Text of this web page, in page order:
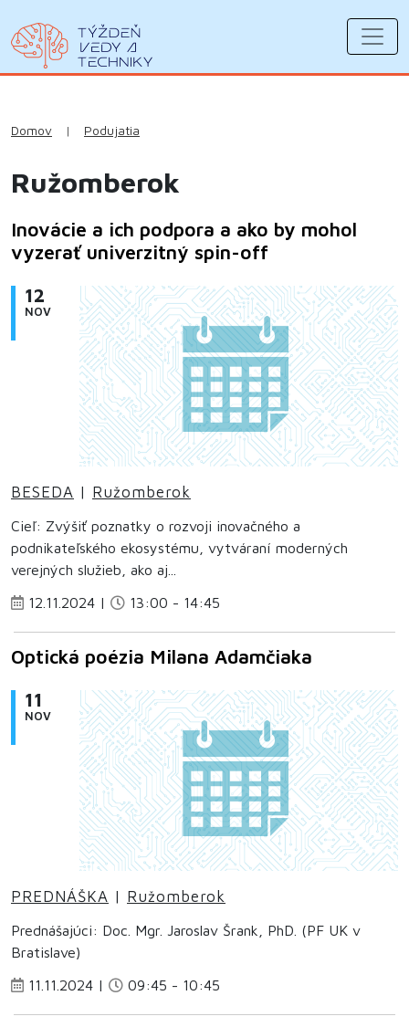
Domov | Podujatia
Ružomberok
Inovácie a ich podpora a ako by mohol
vyzerať univerzitný spin-off
12
NOV
BESEDA | Ružomberok
Cieľ: Zvýšiť poznatky o rozvoji inovačného a
podnikateľského ekosystému, vytváraní moderných
verejných služieb, ako aj...
12.11.2024 |
13:00 - 14:45
Optická poézia Milana Adamčiaka
11
NOV
PREDNÁŠKA | Ružomberok
Prednášajúci: Doc. Mgr. Jaroslav Šrank, PhD. (PF UK v
Bratislave)
11.11.2024 |
09:45 - 10:45